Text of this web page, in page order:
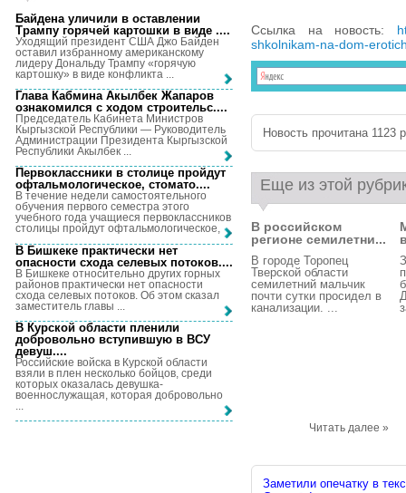
Ссылка на новость:
shkolnikam-na-dom-
Новость прочитана 1123
Еще из этой
В российском
регионе семилетни...
В городе Торопец
Тверской области
семилетний мальчик
почти сутки просидел в
канализации. ...
Читать далее »
Заметили опечатку в
Байдена уличили в оставлении
Трампу горячей картошки в виде ....
Уходящий президент США Джо Байден
оставил избранному американскому
лидеру Дональду Трампу «горячую
картошку» в виде конфликта ...
Глава Кабмина Акылбек Жапаров
ознакомился с ходом строительс....
Председатель Кабинета Министров
Кыргызской Республики — Руководитель
Администрации Президента Кыргызской
Республики Акылбек ...
Первоклассники в столице пройдут
офтальмологическое, стомато....
В течение недели самостоятельного
обучения первого семестра этого
учебного года учащиеся первоклассников
столицы пройдут офтальмологическое, ...
В Бишкеке практически нет
опасности схода селевых потоков....
В Бишкеке относительно других горных
районов практически нет опасности
схода селевых потоков. Об этом сказал
заместитель главы ...
В Курской области пленили
добровольно вступившую в ВСУ
девуш....
Российские войска в Курской области
взяли в плен несколько бойцов, среди
которых оказалась девушка-
военнослужащая, которая добровольно
...